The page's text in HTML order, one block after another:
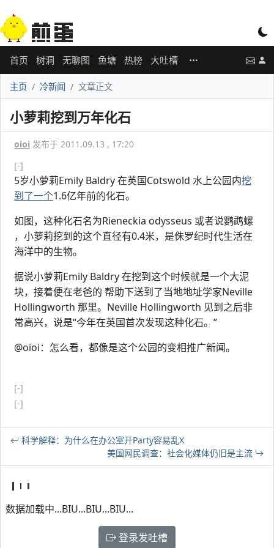
首页 树洞 无聊图 鱼塘 热榜 大吐槽
主页 冷新闻 文章正文
小萝莉挖到万年化石
oioi 发布于 2011.09.13 , 17:20
[-]
5岁小萝莉Emily Baldry 在英国Cotswold 水上公园内挖
到了一个1.6亿年前的化石。
如图，这种化石名为Rieneckia odysseus 或者说鹦鹉螺
，小萝莉挖到的这个直径有0.4米，是侏罗纪时代生活在
海洋中的生物。
据说小萝莉Emily Baldry 在挖到这个时候就是一个大泥
块，接着便在老爸的 帮助下送到了当地地址学家Neville
Hollingworth 那里。Neville Hollingworth 见到之后非
常高兴，说是“今年在英国首次发现这种化石。”
@oioi：怎么看，都像是这个公园的变相推广新闻。
[-]
[-]
科学解释：为什么在办公室开Party容易乱X
美国网民调查：社会化媒体仍旧是主流
数据加载中...BIU...BIU...BIU...
登录发吐槽